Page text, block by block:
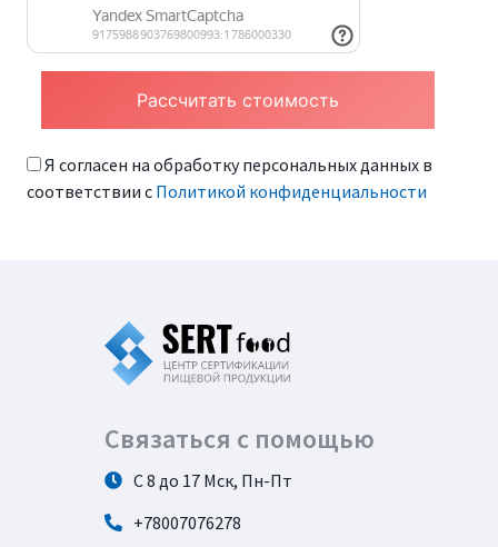
Я согласен на обработку персональных данных в
соответствии с Политикой конфиденциальности
Связаться с помощью
С 8 до 17 Мск, Пн-Пт
+78007076278